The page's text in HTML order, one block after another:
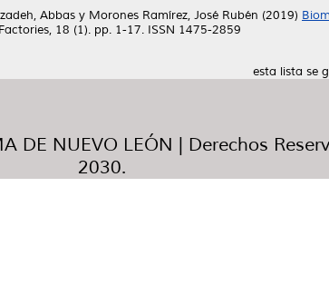
Abbas y Morones Ramírez, José Rubén (2019)
18 (1). pp. 1-17. ISSN 1475-2859
esta lista se
DE NUEVO LEÓN | Derechos
2030.